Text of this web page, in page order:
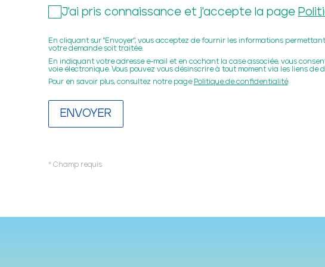
J'ai pris connaissance et j'accepte la page
En cliquant sur "Envoyer", vous acceptez de fournir les informations
votre demande soit traitée.
En indiquant votre adresse e-mail et en cochant la case associée, vous
voie électronique. Vous pouvez vous désinscrire à tout moment via les liens
Pour en savoir plus, consultez notre page Politique de confidentialité
* Champ requis
UN TIERS-LIEU
LE FORT ET SES